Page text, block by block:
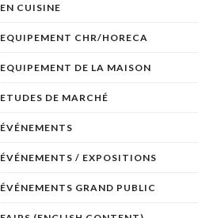
EN CUISINE
EQUIPEMENT CHR/HORECA
EQUIPEMENT DE LA MAISON
ETUDES DE MARCHÉ
ÉVÉNEMENTS
ÉVÉNEMENTS / EXPOSITIONS
ÉVÉNEMENTS GRAND PUBLIC